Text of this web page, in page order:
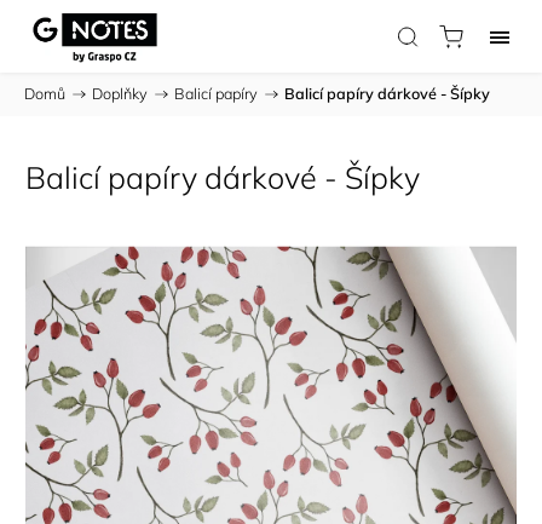
Domů / Doplňky / Balicí papíry / Balicí papíry dárkové - Šípky
Balicí papíry dárkové - Šípky